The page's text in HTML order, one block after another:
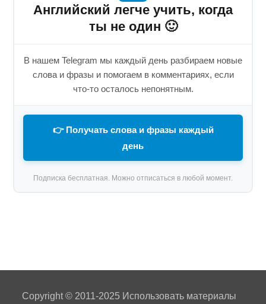
Английский легче учить, когда
ты не один 🙂
В нашем Telegram мы каждый день разбираем новые
слова и фразы и помогаем в комментариях, если
что-то осталось непонятным.
👉 Получать слова и фразы каждый
день
Подписка бесплатная. Можно отписаться в любой момент.
Copyright © 2011-2025 Использовать материалы